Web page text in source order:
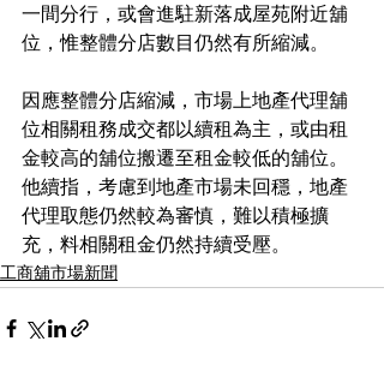
一間分行，或會進駐新落成屋苑附近舖
位，惟整體分店數目仍然有所縮減。
因應整體分店縮減，市場上地產代理舖
位相關租務成交都以續租為主，或由租
金較高的舖位搬遷至租金較低的舖位。
他續指，考慮到地產市場未回穩，地產
代理取態仍然較為審慎，難以積極擴
充，料相關租金仍然持續受壓。
工商舖市場新聞